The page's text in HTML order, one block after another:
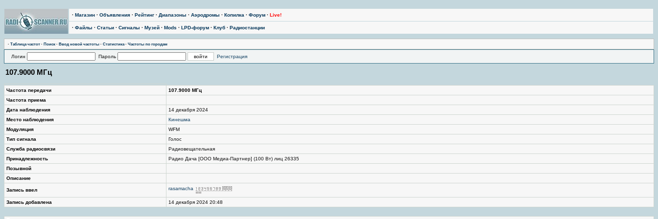
· Магазин · Объявления · Рейтинг · Диапазоны · Аэродромы · Копилка · Форум · Live!
· Файлы · Статьи · Сигналы · Музей · Mods · LPD-форум · Клуб · Радиостанции
· Таблица частот · Поиск · Ввод новой частоты · Статистика· Частоты по городам
Логин Пароль Регистрация
107.9000 МГц
Частота передачи
107.9000 МГц
Частота приема
Дата наблюдения
14 декабря 2024
Место наблюдения
Кинешма
Модуляция
WFM
Тип сигнала
Голос
Служба радиосвязи
Радиовещательная
Принадлежность
Радио Дача [ООО Медиа-Партнер] (100 Вт) лиц 26335
Позывной
Описание
Запись ввел rasamacha
Запись добавлена 14 декабря 2024 20:48